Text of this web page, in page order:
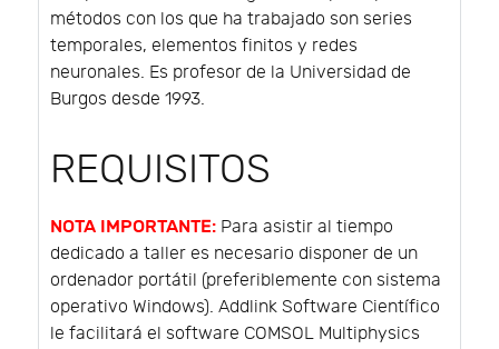
métodos con los que ha trabajado son series
temporales, elementos finitos y redes
neuronales. Es profesor de la Universidad de
Burgos desde 1993.
REQUISITOS
NOTA IMPORTANTE: Para asistir al tiempo
dedicado a taller es necesario disponer de un
ordenador portátil (preferiblemente con sistema
operativo Windows). Addlink Software Científico
le facilitará el software COMSOL Multiphysics